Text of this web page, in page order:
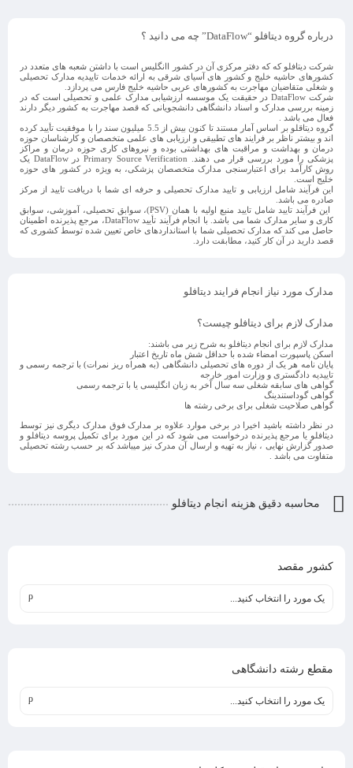
درباره گروه دیتافلو “DataFlow” چه می دانید ؟
شرکت دیتافلو که که دفتر مرکزی آن در کشور اانگلیس است با داشتن شعبه های متعدد در
کشورهای حاشیه خلیج و کشور های آسیای شرقی به ارائه خدمات تاییدیه مدارک تحصیلی
و شغلی متقاضیان مهاجرت به کشورهای عربی حاشیه خلیج فارس می پردازد.
شرکت DataFlow در حقیقت یک موسسه ارزشیابی مدارک علمی و تحصیلی است که در
زمینه بررسی مدارک و اسناد دانشگاهی دانشجویانی که قصد مهاجرت به کشور دیگر دارند
فعال می باشد .
گروه دیتاقلو بر اساس آمار مستند تا کنون بیش از 5.5 میلیون سند را با موفقیت تأیید کرده
اند و بیشتر ناظر بر فرایند های تطبیقی و ارزیابی های علمی متخصصان و کارشناسان حوزه
درمان و بهداشت و مراقبت های بهداشتی بوده و نیروهای کاری حوزه درمان و مراکز
پزشکی را مورد بررسی قرار می دهند. Primary Source Verification در DataFlow یک
روش کارآمد برای اعتبارسنجی مدارک متخصصان پزشکی، به ویژه در کشور های حوزه
خلیج است.
این فرآیند شامل ارزیابی و تایید مدارک تحصیلی و حرفه ای شما با دریافت تایید از مرکز
صادره می باشد.
این فرآیند تایید شامل تایید منبع اولیه با همان (PSV)، سوابق تحصیلی، آموزشی، سوابق
کاری و سایر مدارک شما می باشد. با انجام فرآیند تأیید DataFlow، مرجع پذیرنده اطمینان
حاصل می کند که مدارک تحصیلی شما با استانداردهای خاص تعیین شده توسط کشوری که
قصد دارید در آن کار کنید، مطابقت دارد.
مدارک مورد نیاز انجام فرایند دیتافلو
مدارک لازم برای دیتافلو چیست؟
مدارک لازم برای انجام دیتافلو به شرح زیر می باشند:
اسکن پاسپورت امضاء شده با حداقل شش ماه تاریخ اعتبار
پایان نامه هر یک از دوره های تحصیلی دانشگاهی (به همراه ریز نمرات) با ترجمه رسمی و
تاییدیه دادگستری و وزارت امور خارجه
گواهی های سابقه شغلی سه سال آخر به زبان انگلیسی یا با ترجمه رسمی
گواهی گوداستندینگ
گواهی صلاحیت شغلی برای برخی رشته ها
در نظر داشته باشید اخیرا در برخی موارد علاوه بر مدارک فوق مدارک دیگری نیز توسط
دیتافلو یا مرجع پذیرنده درخواست می شود که در این مورد برای تکمیل پروسه دیتافلو و
صدور گزارش نهایی ، نیاز به تهیه و ارسال آن مدرک نیز میباشد که بر حسب رشته تحصیلی
متفاوت می باشد .
محاسبه دقیق هزینه انجام دیتافلو
کشور مقصد
یک مورد را انتخاب کنید...
مقطع رشته دانشگاهی
یک مورد را انتخاب کنید...